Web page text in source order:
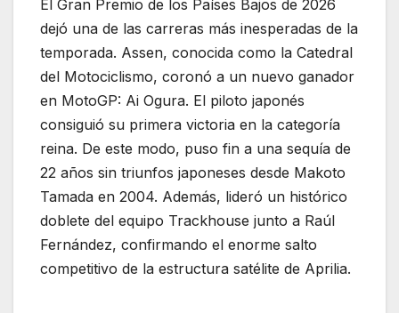
El Gran Premio de los Países Bajos de 2026
dejó una de las carreras más inesperadas de la
temporada. Assen, conocida como la Catedral
del Motociclismo, coronó a un nuevo ganador
en MotoGP: Ai Ogura. El piloto japonés
consiguió su primera victoria en la categoría
reina. De este modo, puso fin a una sequía de
22 años sin triunfos japoneses desde Makoto
Tamada en 2004. Además, lideró un histórico
doblete del equipo Trackhouse junto a Raúl
Fernández, confirmando el enorme salto
competitivo de la estructura satélite de Aprilia.